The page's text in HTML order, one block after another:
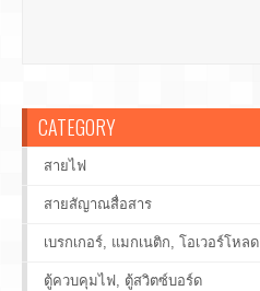
CATEGORY
สายไฟ
สายสัญาณสื่อสาร
เบรกเกอร์, แมกเนติก, โอเวอร์โหลด
ตู้ควบคุมไฟ, ตู้สวิตซ์บอร์ด